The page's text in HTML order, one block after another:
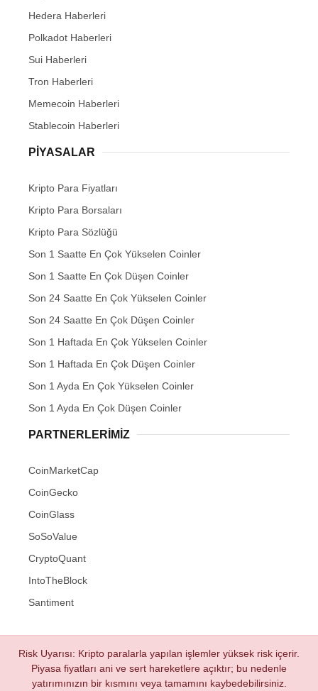
Hedera Haberleri
Polkadot Haberleri
Sui Haberleri
Tron Haberleri
Memecoin Haberleri
Stablecoin Haberleri
PIYASALAR
Kripto Para Fiyatları
Kripto Para Borsaları
Kripto Para Sözlüğü
Son 1 Saatte En Çok Yükselen Coinler
Son 1 Saatte En Çok Düşen Coinler
Son 24 Saatte En Çok Yükselen Coinler
Son 24 Saatte En Çok Düşen Coinler
Son 1 Haftada En Çok Yükselen Coinler
Son 1 Haftada En Çok Düşen Coinler
Son 1 Ayda En Çok Yükselen Coinler
Son 1 Ayda En Çok Düşen Coinler
PARTNERLERIMIZ
CoinMarketCap
CoinGecko
CoinGlass
SoSoValue
CryptoQuant
IntoTheBlock
Santiment
Risk Uyarısı: Kripto paralarla yapılan işlemler yüksek risk içerir.
Piyasa fiyatları ani ve sert hareketlere açıktır; bu nedenle
yatırımınızın bir kısmını veya tamamını kaybedebilirsiniz.